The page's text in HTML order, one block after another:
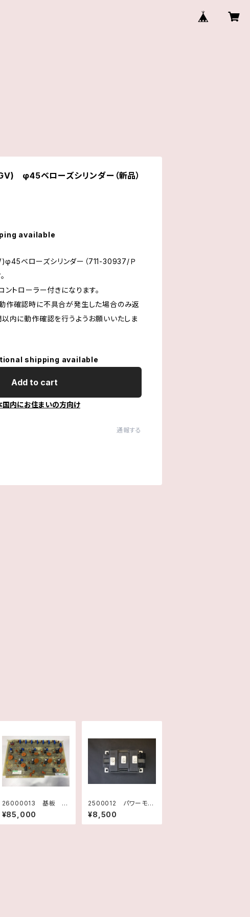
φ45ベローズシリンダー（新品）
available
ベローズシリンダー（711-30937/Ｐ
ントローラー付きになります。
作確認時に不具合が発生した場合のみ返
以内に動作確認を行うようお願いいたしま
shipping available
Add to cart
国内にお住まいの方向け
通報する
26000013 基板 T
C AMPLIFIER F318
4001 Rev.C
¥85,000
2500012 パワーモジ
ュール MG300J2YS
50 TOSHIBA 未使
用品
¥8,500